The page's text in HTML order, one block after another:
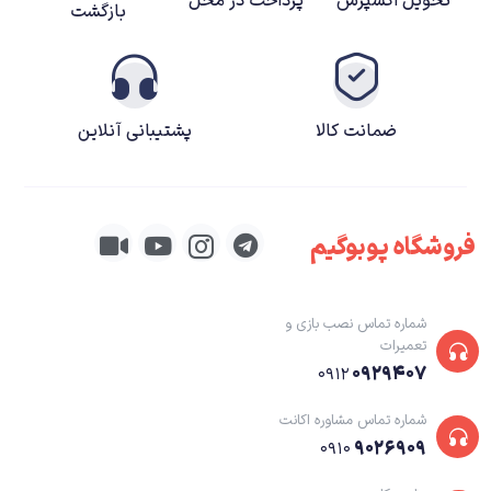
در شروع حتی می‌تواند با گزینه‌های فراوانش مخاطب را به صورت کامل گیج کند.
در این مسابقات مثل فورد و یا هیوندای شروع می‌کنیم. بعد باید به سراغ جمع
بازگشت
ضمانت کالا پشتیبانی آنلاین
فروشگاه پوبوگیم
شماره تماس نصب بازی و
تعمیرات
۰۹۱۲۰۹۲۹۴۰۷
شماره تماس مشاوره اکانت
۰۹۱۰ ۹۰۲۶۹۰۹